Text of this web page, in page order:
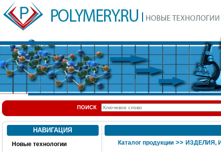
ПОИСК
НАВИГАЦИЯ
Новые технологии
Каталог продукции >>ИЗДЕЛИЯ,